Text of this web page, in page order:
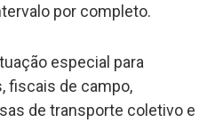
por completo.
especial para
fiscais de campo,
de transporte coletivo e